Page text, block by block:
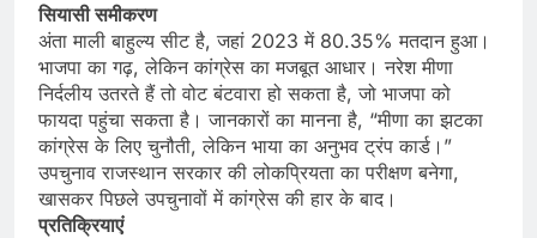
सियासी समीकरण
अंता माली बाहुल्य सीट है, जहां 2023 में 80.35% मतदान हुआ।
भाजपा का गढ़, लेकिन कांग्रेस का मजबूत आधार। नरेश मीणा
निर्दलीय उतरते हैं तो वोट बंटवारा हो सकता है, जो भाजपा को
फायदा पहुंचा सकता है। जानकारों का मानना है, “मीणा का झटका
कांग्रेस के लिए चुनौती, लेकिन भाया का अनुभव ट्रंप कार्ड।”
उपचुनाव राजस्थान सरकार की लोकप्रियता का परीक्षण बनेगा,
खासकर पिछले उपचुनावों में कांग्रेस की हार के बाद।
प्रतिक्रियाएं